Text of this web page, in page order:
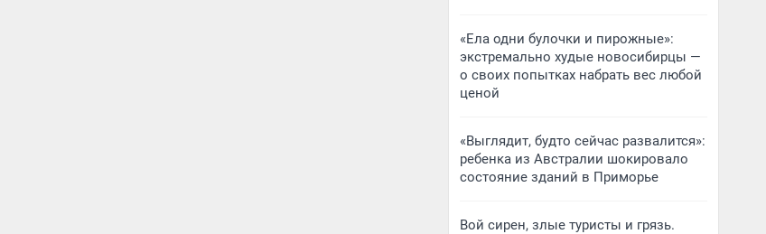
«Ела одни булочки и пирожные»:
экстремально худые новосибирцы —
о своих попытках набрать вес любой
ценой
«Выглядит, будто сейчас развалится»:
ребенка из Австралии шокировало
состояние зданий в Приморье
Вой сирен, злые туристы и грязь.